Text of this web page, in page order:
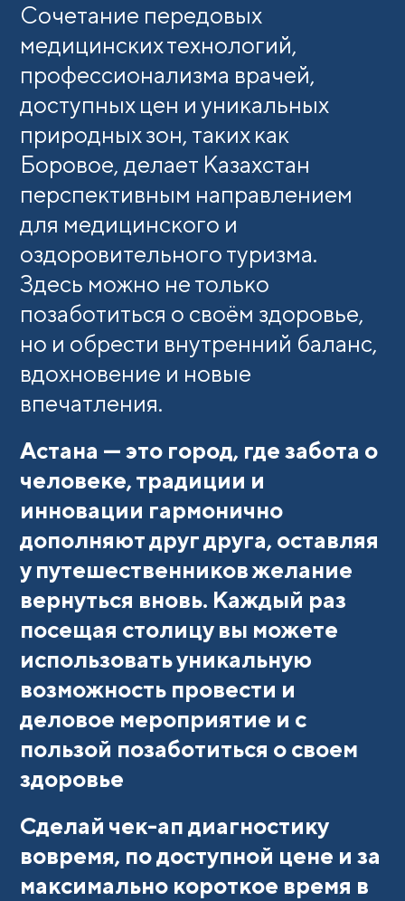
Сочетание передовых
медицинских технологий,
профессионализма врачей,
доступных цен и уникальных
природных зон, таких как
Боровое, делает Казахстан
перспективным направлением
для медицинского и
оздоровительного туризма.
Здесь можно не только
позаботиться о своём здоровье,
но и обрести внутренний баланс,
вдохновение и новые
впечатления.
Астана — это город, где забота о
человеке, традиции и
инновации гармонично
дополняют друг друга, оставляя
у путешественников желание
вернуться вновь. Каждый раз
посещая столицу вы можете
использовать уникальную
возможность провести и
деловое мероприятие и с
пользой позаботиться о своем
здоровье
Сделай чек-ап диагностику
вовремя, по доступной цене и за
максимально короткое время в